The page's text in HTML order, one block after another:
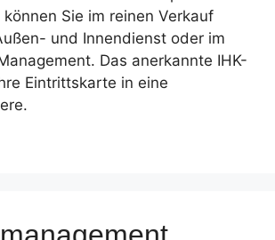
Sie im reinen Verkauf
und Innendienst oder im
Das anerkannte IHK-
Eintrittskarte in eine